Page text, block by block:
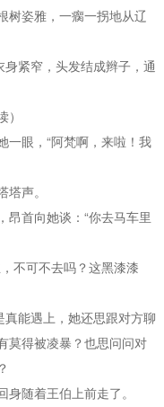
树姿雅，一瘸一拐地从辽
紧窄，头发结成辫子，通
一眼，“阿梵啊，来啦！我
声。
昂首向她谈：“你去马车里
不可不去吗？这黑漆漆
真能遇上，她还思跟对方聊
莫得被凌暴？也思问问对
随着王伯上前走了。